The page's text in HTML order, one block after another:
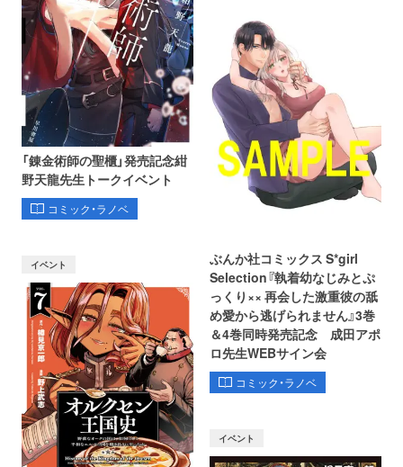
「錬金術師の聖櫃」発売記念紺
野天龍先生トークイベント
コミック・ラノベ
ぶんか社コミックス S*girl
Selection『執着幼なじみとぷ
っくり×× 再会した激重彼の舐
め愛から逃げられません』3巻
＆4巻同時発売記念 成田アポ
ロ先生WEBサイン会
コミック・ラノベ
イベント
イベント